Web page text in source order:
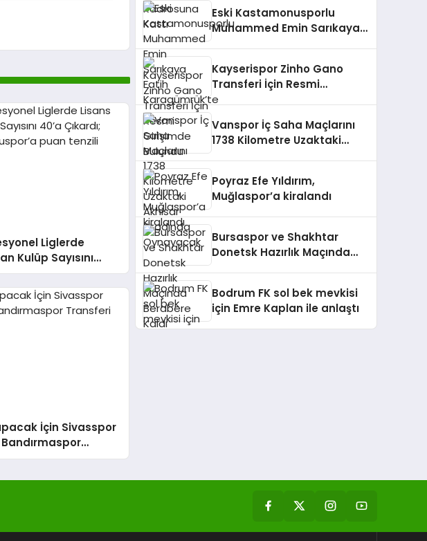
Liglerde
Kulüp Sayısını
puan tenzili
İçin Sivasspor
İptal
Eski Kastamonusporlu
Muhammed Emin Sarıkaya
Kayserispor Zinho Gano
Transferi İçin Resmi
Girişimde Bulundu
Vanspor İç Saha Maçlarını
1738 Kilometre Uzaktaki
Poyraz Efe Yıldırım,
Muğlaspor’a kiralandı
Bursaspor ve Shakhtar
Donetsk Hazırlık Maçında
Bodrum FK sol bek mevkisi
için Emre Kaplan ile anlaştı